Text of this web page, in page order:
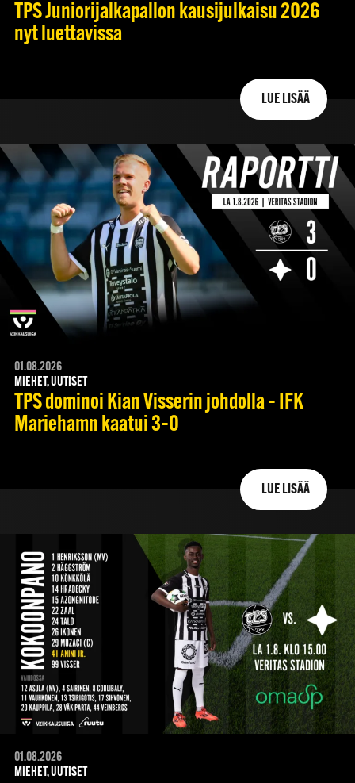
TPS Juniorijalkapallon kausijulkaisu 2026
nyt luettavissa
LUE LISÄÄ
01.08.2026
MIEHET, UUTISET
TPS dominoi Kian Visserin johdolla – IFK
Mariehamn kaatui 3–0
LUE LISÄÄ
01.08.2026
MIEHET, UUTISET